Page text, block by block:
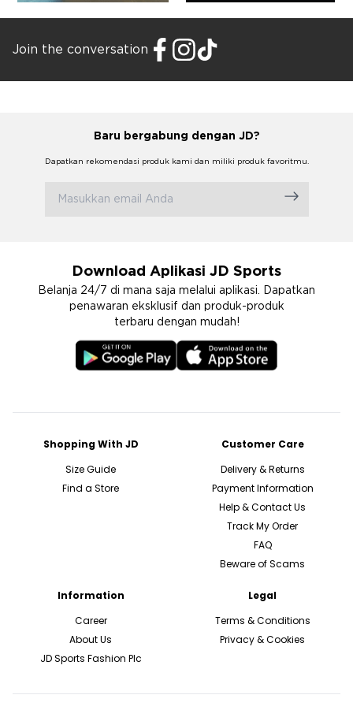
Join the conversation
Baru bergabung dengan JD?
Dapatkan rekomendasi produk kami dan miliki produk favoritmu.
Download Aplikasi JD Sports
Belanja 24/7 di mana saja melalui aplikasi. Dapatkan
penawaran eksklusif dan produk-produk
terbaru dengan mudah!
Shopping With JD
Size Guide
Find a Store
Customer Care
Delivery & Returns
Payment Information
Help & Contact Us
Track My Order
FAQ
Beware of Scams
Information
Career
About Us
JD Sports Fashion Plc
Legal
Terms & Conditions
Privacy & Cookies